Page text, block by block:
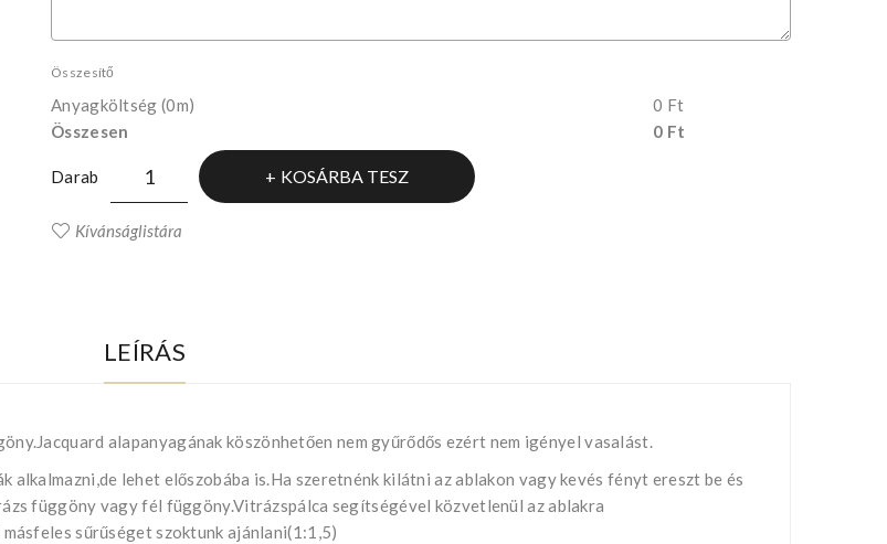
Összesítő
Anyagköltség (0m)
0 Ft
Összesen
0 Ft
Darab KOSÁRBA TESZ
Kívánságlistára
LEÍRÁS
alapanyagának köszönhetően nem gyűrődős ezért nem igényel vasalást.
lehet előszobába is.Ha szeretnénk kilátni az ablakon vagy kevés fényt ereszt be és
függöny vagy fél függöny.Vitrázspálca segítségével közvetlenül az ablakra
sűrűséget szoktunk ajánlani(1:1,5)